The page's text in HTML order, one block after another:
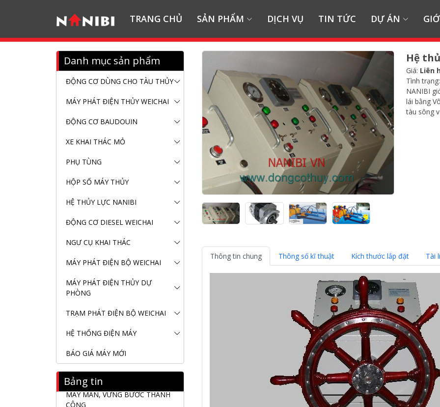
TRANG CHỦ SẢN PHẨM DỊCH VỤ TIN TỨC DỰ ÁN
Danh mục sản phẩm
ĐỘNG CƠ DÙNG CHO TÀU THỦY
MÁY PHÁT ĐIỆN THỦY WEICHAI
ĐỘNG CƠ BAUDOUIN
XE KHAI THÁC MỎ
PHỤ TÙNG
HỘP SỐ MÁY THỦY
HỆ THỦY LỰC NANIBI
ĐỘNG CƠ DIESEL WEICHAI
NGƯ CỤ KHAI THÁC
MÁY PHÁT ĐIỆN BỘ WEICHAI
MÁY PHÁT ĐIỆN THỦY DỰ
PHÒNG
TRẠM PHÁT ĐIỆN BỘ WEICHAI
HỆ THỐNG ĐIỆN MÁY
BÁO GIÁ MÁY MỚI
Bảng tin
Nanibi Cung Cấp Động Cơ Weichai
KHAI XUÂN 2026 – KHỞI ĐẦU
MAY MẮN, VỮNG BƯỚC THÀNH
CÔNG
Hệ
Giá: Liên
Tình
NANIBI
lái bằng
tàu sông
Thông tin chung Thông số kĩ thuật Kích thước lắp đặt Tài